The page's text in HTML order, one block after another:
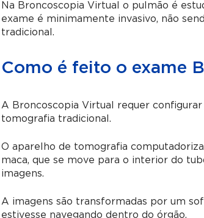
Na Broncoscopia Virtual o pulmão é
exame é minimamente invasivo, não
tradicional.
Como é feito o exame
A Broncoscopia Virtual requer
tomografia tradicional.
O aparelho de tomografia
maca, que se move para o interior do
imagens.
A imagens são transformadas por um
estivesse navegando dentro do órgão.